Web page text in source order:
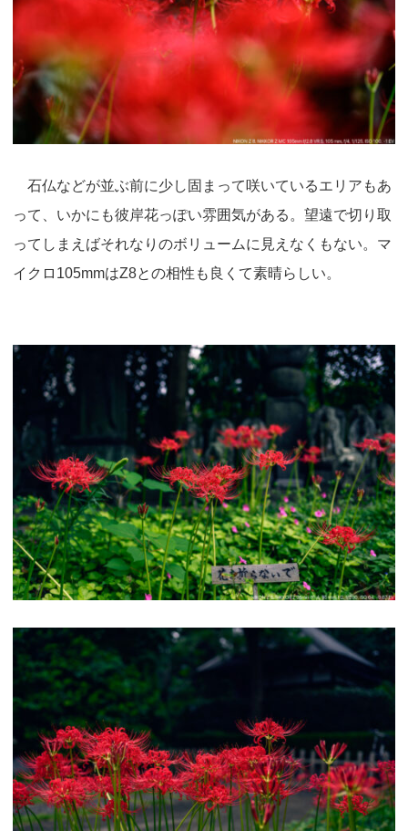
石仏などが並ぶ前に少し固まって咲いているエリアもあ
って、いかにも彼岸花っぽい雰囲気がある。望遠で切り取
ってしまえばそれなりのボリュームに見えなくもない。マ
イクロ105mmはZ8との相性も良くて素晴らしい。